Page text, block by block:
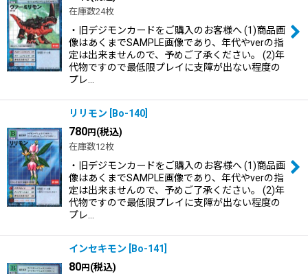
在庫数24枚
・旧デジモンカードをご購入のお客様へ (1)商品画
像はあくまでSAMPLE画像であり、年代やverの指
定は出来ませんので、予めご了承ください。 (2)年
代物ですので最低限プレイに支障が出ない程度の
プレ…
リリモン Bo-140
780円(税込)
在庫数12枚
・旧デジモンカードをご購入のお客様へ (1)商品画
像はあくまでSAMPLE画像であり、年代やverの指
定は出来ませんので、予めご了承ください。 (2)年
代物ですので最低限プレイに支障が出ない程度の
プレ…
インセキモン Bo-141
80円(税込)